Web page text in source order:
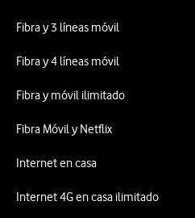
Fibra y 3 líneas móvil
Fibra y 4 líneas móvil
Fibra y móvil ilimitado
Fibra Móvil y Netflix
Internet en casa
Internet 4G en casa ilimitado